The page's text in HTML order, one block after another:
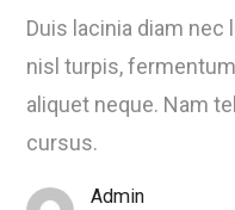
Duis lacinia diam
nisl turpis,
aliquet neque. Nam
cursus.
Admin